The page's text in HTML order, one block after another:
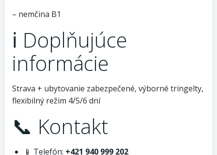
– nemčina B1
ℹ️ Doplňujúce
informácie
Strava + ubytovanie zabezpečené, výborné tringelty,
flexibilný režim 4/5/6 dní
📞 Kontakt
📱 Telefón: +421 940 999 202